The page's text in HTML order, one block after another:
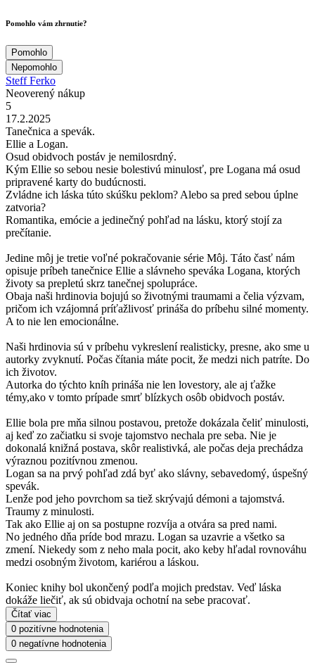
Pomohlo vám zhrnutie?
Pomohlo
Nepomohlo
Steff Ferko
Neoverený nákup
5
17.2.2025
Tanečnica a spevák.
Ellie a Logan.
Osud obidvoch postáv je nemilosrdný.
Kým Ellie so sebou nesie bolestivú minulosť, pre Logana má osud
pripravené karty do budúcnosti.
Zvládne ich láska túto skúšku peklom? Alebo sa pred sebou úplne
zatvoria?
Romantika, emócie a jedinečný pohľad na lásku, ktorý stojí za
prečítanie.
Jedine môj je tretie voľné pokračovanie série Môj. Táto časť nám
opisuje príbeh tanečnice Ellie a slávneho speváka Logana, ktorých
životy sa prepletú skrz tanečnej spolupráce.
Obaja naši hrdinovia bojujú so životnými traumami a čelia výzvam,
pričom ich vzájomná príťažlivosť prináša do príbehu silné momenty.
A to nie len emocionálne.
Naši hrdinovia sú v príbehu vykreslení realisticky, presne, ako sme u
autorky zvyknutí. Počas čítania máte pocit, že medzi nich patríte. Do
ich životov.
Autorka do týchto kníh prináša nie len lovestory, ale aj ťažke
témy,ako v tomto prípade smrť blízkych osôb obidvoch postáv.
Ellie bola pre mňa silnou postavou, pretože dokázala čeliť minulosti,
aj keď zo začiatku si svoje tajomstvo nechala pre seba. Nie je
dokonalá knižná postava, skôr realistivká, ale počas deja prechádza
výraznou pozitívnou zmenou.
Logan sa na prvý pohľad zdá byť ako slávny, sebavedomý, úspešný
spevák.
Lenže pod jeho povrchom sa tiež skrývajú démoni a tajomstvá.
Traumy z minulosti.
Tak ako Ellie aj on sa postupne rozvíja a otvára sa pred nami.
No jedného dňa príde bod mrazu. Logan sa uzavrie a všetko sa
zmení. Niekedy som z neho mala pocit, ako keby hľadal rovnováhu
medzi osobným životom, kariérou a láskou.
Koniec knihy bol ukončený podľa mojich predstav. Veď láska
dokáže liečiť, ak sú obidvaja ochotní na sebe pracovať.
Čítať viac
0 pozitívne hodnotenia
0 negatívne hodnotenia